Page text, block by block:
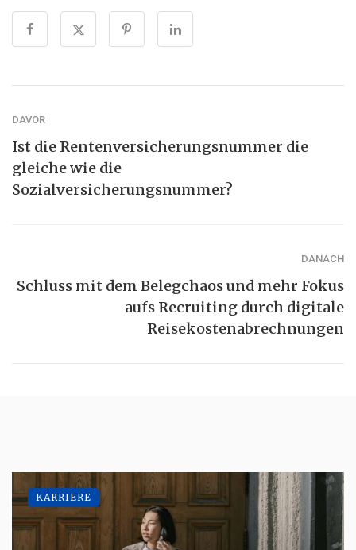
DAVOR
Ist die Rentenversicherungsnummer die
gleiche wie die
Sozialversicherungsnummer?
DANACH
Schluss mit dem Belegchaos und mehr Fokus
aufs Recruiting durch digitale
Reisekostenabrechnungen
KARRIERE